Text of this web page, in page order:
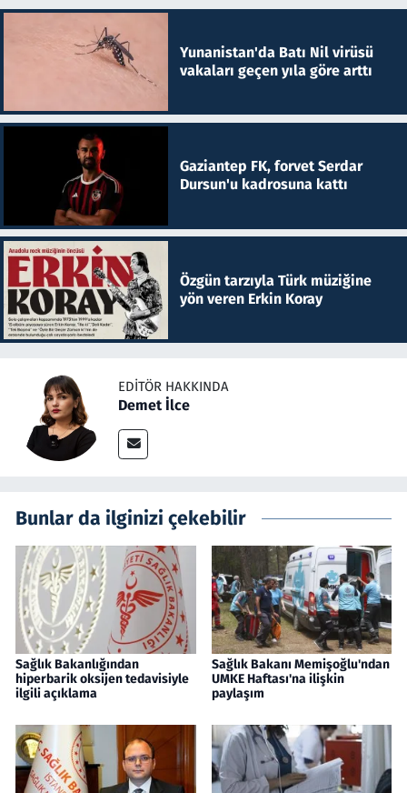
Yunanistan'da Batı Nil virüsü
vakaları geçen yıla göre arttı
Gaziantep FK, forvet Serdar
Dursun'u kadrosuna kattı
Özgün tarzıyla Türk müziğine
yön veren Erkin Koray
EDITÖR HAKKINDA
Demet İlce
Bunlar da ilginizi çekebilir
Sağlık Bakanlığından
hiperbarik oksijen tedavisiyle
ilgili açıklama
Sağlık Bakanı Memişoğlu'ndan
UMKE Haftası'na ilişkin
paylaşım